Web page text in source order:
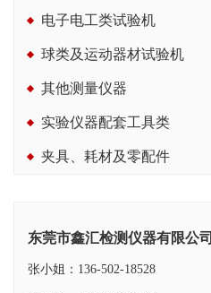
电子电工类试验机
球类及运动器材试验机
其他测量仪器
实验仪器配套工具类
夹具、耗材及零配件
东莞市鑫汇检测仪器有限公司
张小姐：136-502-18528